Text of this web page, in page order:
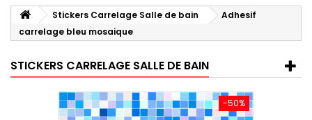
Stickers Carrelage Salle de bain
Adhesif
carrelage bleu mosaique
STICKERS CARRELAGE SALLE DE BAIN
-50%